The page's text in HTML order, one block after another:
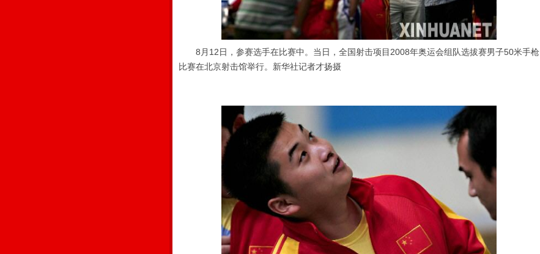
8月12日，参赛选手在比赛中。当日，全国射击项目2008年奥运会组队选拔赛男子50米手枪
比赛在北京射击馆举行。新华社记者才扬摄